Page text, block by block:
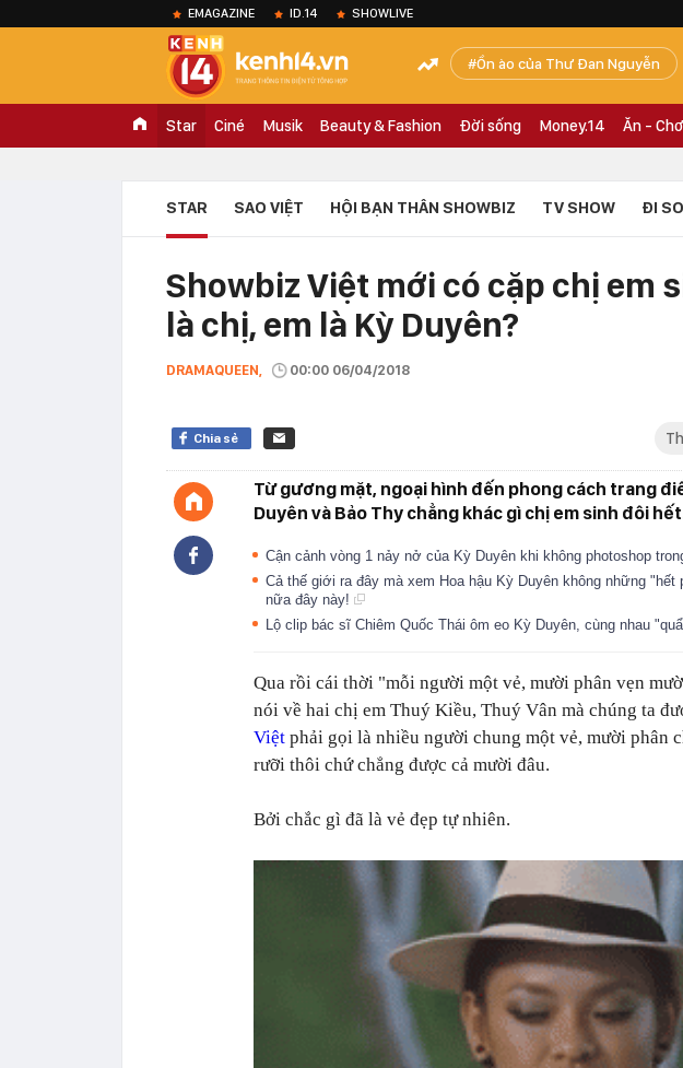
EMAGAZINE ID.14 SHOWLIVE
Ồn ào của Thư Đan Nguyễn
Star Ciné Musik Beauty & Fashion Đời sống Money.14 Ăn -
STAR SAO VIỆT HỘI BẠN THÂN SHOWBIZ TV SHOW ĐI
Showbiz Việt mới có cặp chị em
là chị, em là Kỳ Duyên?
DRAMAQUEEN, 00:00 06/04/2018
Chia sẻ
Từ gương mặt, ngoại hình đến phong cách trang
Duyên và Bảo Thy chẳng khác gì chị em sinh đôi
Cận cảnh vòng 1 nảy nở của Kỳ Duyên khi không photoshop
Cả thế giới ra đây mà xem Hoa hậu Kỳ Duyên không những "hết
nữa đây này!
Lộ clip bác sĩ Chiêm Quốc Thái ôm eo Kỳ Duyên, cùng nhau
Qua rồi cái thời "mỗi người một vẻ, mười phân vẹn
nói về hai chị em Thuý Kiều, Thuý Vân mà chúng ta
Việt phải gọi là nhiều người chung một vẻ, mười phân
rưỡi thôi chứ chẳng được cả mười đâu.
Bởi chắc gì đã là vẻ đẹp tự nhiên.